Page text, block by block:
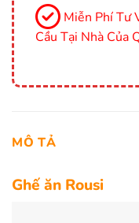
Miễn Phí Tư
Cầu Tại Nhà Của
MÔ TẢ
Ghế ăn Rousi